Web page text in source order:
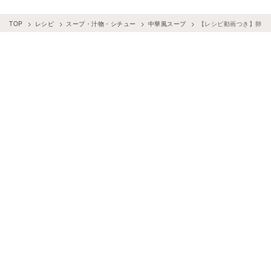
TOP レシピ スープ・汁物・シチュー 中華風スープ 【レシピ動画つき】卵